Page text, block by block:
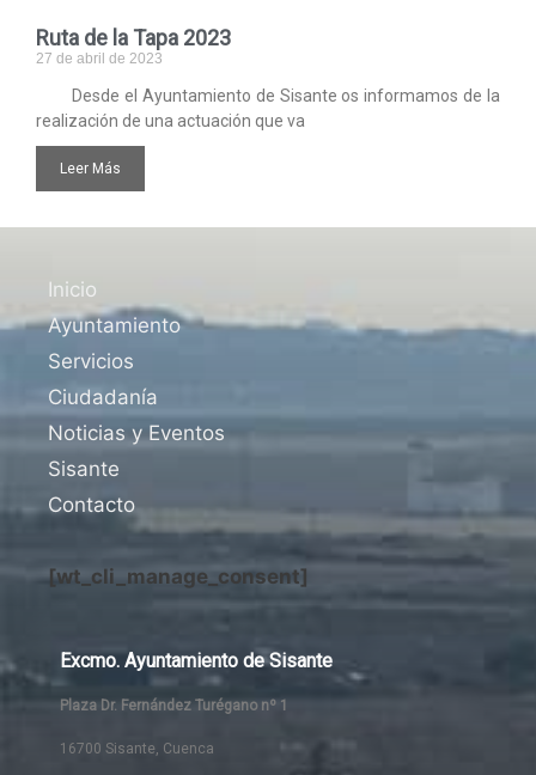
Ruta de la Tapa 2023
27 de abril de 2023
Desde el Ayuntamiento de Sisante os informamos de la
realización de una actuación que va
Leer Más
Inicio
Ayuntamiento
Servicios
Ciudadanía
Noticias y Eventos
Sisante
Contacto
[wt_cli_manage_consent]
Excmo. Ayuntamiento de Sisante
Plaza Dr. Fernández Turégano nº 1
16700 Sisante, Cuenca